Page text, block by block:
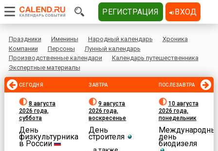
Праздники Именины Народный календарь
Хроника
Компании
Персоны
Лунный календарь
Производственные календари
Календарь путешественника
Экспертные материалы
СЕГОДНЯ
8 августа
2026 года,
суббота
День
физкультурника
в России
ЗАВТРА
9 августа
2026 года,
воскресенье
День
строителя
ПОСЛЕЗАВТРА
10 августа
2026 года,
понедельник
день
биодизеля
РЕГИСТРАЦИЯ ВХОД